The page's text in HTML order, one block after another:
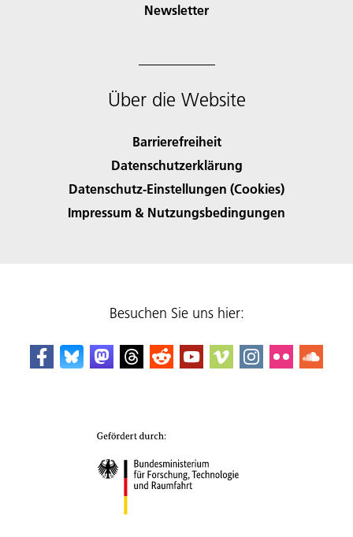
Newsletter
Über die Website
Barrierefreiheit
Datenschutzerklärung
Datenschutz-Einstellungen (Cookies)
Impressum & Nutzungsbedingungen
Besuchen Sie uns hier: